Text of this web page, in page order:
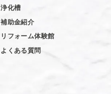
浄化槽
補助金紹介
リフォーム体験館
よくある質問